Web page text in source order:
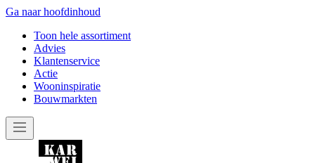
Ga naar hoofdinhoud
Toon hele assortiment
Advies
Klantenservice
Actie
Wooninspiratie
Bouwmarkten